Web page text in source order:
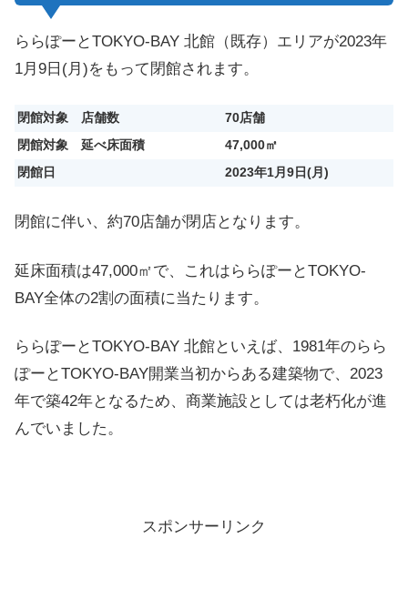
ららぽーとTOKYO-BAY 北館（既存）エリアが2023年
1月9日(月)をもって閉館されます。
閉館対象 店舗数
70店舗
閉館対象 延べ床面積
47,000㎡
閉館日
2023年1月9日(月)
閉館に伴い、約70店舗が閉店となります。
延床面積は47,000㎡で、これはららぽーとTOKYO-
BAY全体の2割の面積に当たります。
ららぽーとTOKYO-BAY 北館といえば、1981年のらら
ぽーとTOKYO-BAY開業当初からある建築物で、2023
年で築42年となるため、商業施設としては老朽化が進
んでいました。
スポンサーリンク